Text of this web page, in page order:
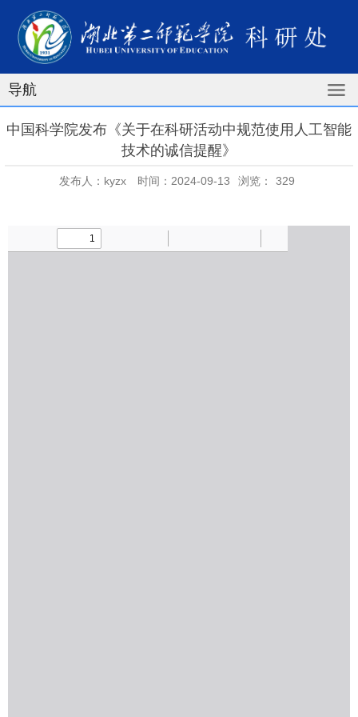
导航
中国科学院发布《关于在科研活动中规范使用人工智能
技术的诚信提醒》
发布人：kyzx 时间：2024-09-13 浏览： 329